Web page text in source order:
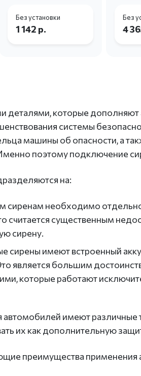
Без установки
1 142 р.
Без
4
деталями, которые
системы
машины об опасности, а
поэтому подключение
на:
сиренам необходимо
считается существенным
сирену.
имеют встроенный
является большим
которые работают
имеют различные
их как дополнительную
преимущества применения